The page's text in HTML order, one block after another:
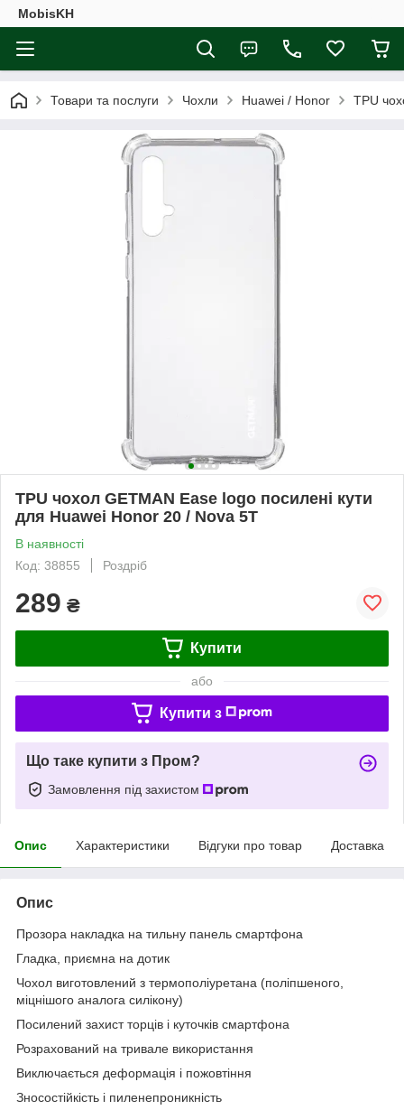
MobisKH
Товари та послуги Чохли Huawei / Honor TPU
TPU чохол GETMAN Ease logo посилені кути
для Huawei Honor 20 / Nova 5T
В наявності
Код: 38855
Роздріб
289 ₴
Купити
або
Купити з
Що таке купити з Пром?
Замовлення під захистом
Опис Характеристики Відгуки про товар Доставка
Опис
Прозора накладка на тильну панель смартфона
Гладка, приємна на дотик
Чохол виготовлений з термополiуретана (поліпшеного,
мiцнiшого аналога силікону)
Посилений захист торців і куточків смартфона
Розрахований на тривале використання
Виключається деформація і пожовтіння
Зносостійкість і пиленепроникність